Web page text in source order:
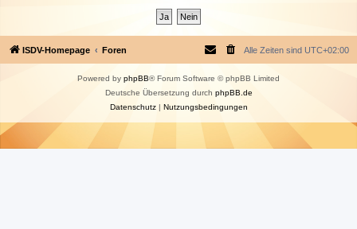
ISDV-Homepage Foren Alle Zeiten sind UTC+02:00
Powered by phpBB® Forum Software © phpBB Limited
Deutsche Übersetzung durch phpBB.de
Datenschutz| Nutzungsbedingungen